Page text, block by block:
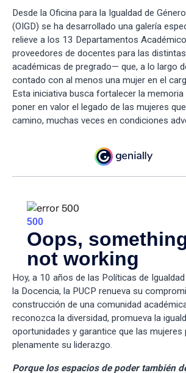
Desde la Oficina para la Igualdad de
(OIGD) se ha desarrollado una galería
relieve a los 13 Departamentos
proveedores de docentes para las
académicas de pregrado— que, a lo largo
contado con al menos una mujer en el
Esta iniciativa busca fortalecer la
poner en valor el legado de las mujeres
camino, muchas veces en condiciones
Hoy, a 10 años de las Políticas de
la Docencia, la PUCP renueva su
construcción de una comunidad
reconozca la diversidad, promueva la
oportunidades y garantice que las mujeres
plenamente su liderazgo.
Porque los espacios de poder también